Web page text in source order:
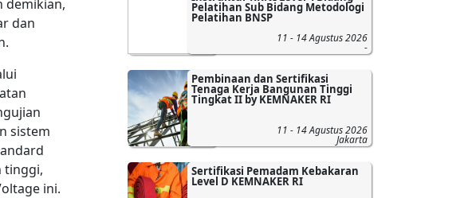
demikian,
dan
sistem
tinggi,
ini.
Pelatihan Sub Bidang Metodologi
Pelatihan BNSP
11 - 14 Agustus 2026
-
Pembinaan dan Sertifikasi
Tenaga Kerja Bangunan Tinggi
Tingkat II by KEMNAKER RI
11 - 14 Agustus 2026
Jakarta
Sertifikasi Pemadam Kebakaran
Level D KEMNAKER RI